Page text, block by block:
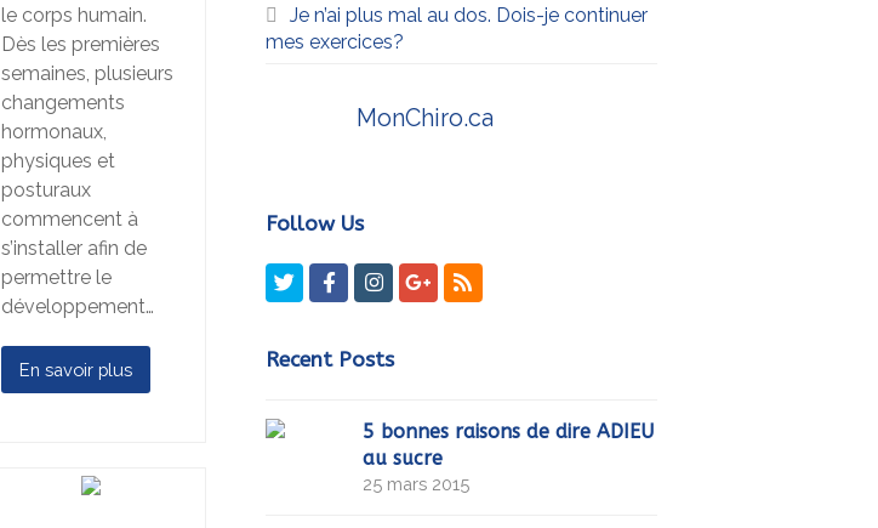
le corps humain.
Dès les premières
semaines, plusieurs
changements
hormonaux,
physiques et
posturaux
commencent à
s’installer afin de
permettre le
développement…
En savoir plus
Je n’ai plus mal au dos. Dois-je continuer
mes exercices?
MonChiro.ca
Follow Us
TwitterFacebookInstagramGooglePlus
RSS
Recent Posts
5 bonnes raisons de dire ADIEU
au sucre
25 mars 2015